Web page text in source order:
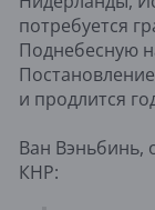
потребуется
Поднебесную
и продлится
Ван Вэньбинь,
КНР: